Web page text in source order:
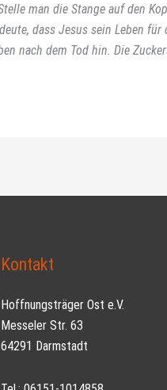
man die Stange auf den
dass Jesus sein Leben
nach dem Tod hin. Die
Kontakt
Hoffnungsträger Ost e.V.
Messeler Str. 63
64291 Darmstadt